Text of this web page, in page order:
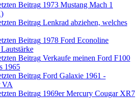
Beitrag 1973 Mustang Mach 1
Beitrag Lenkrad abziehen, welches
Beitrag 1978 Ford Econoline
Beitrag Verkaufe meinen Ford F100
1965
Beitrag Ford Galaxie 1961 -
VA
Beitrag 1969er Mercury Cougar XR7